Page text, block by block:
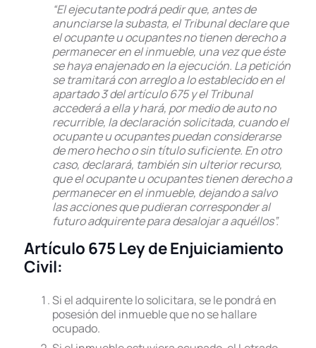
“El ejecutante podrá pedir que, antes de
anunciarse la subasta, el Tribunal declare que
el ocupante u ocupantes no tienen derecho a
permanecer en el inmueble, una vez que éste
se haya enajenado en la ejecución. La petición
se tramitará con arreglo a lo establecido en el
apartado 3 del artículo 675 y el Tribunal
accederá a ella y hará, por medio de auto no
recurrible, la declaración solicitada, cuando el
ocupante u ocupantes puedan considerarse
de mero hecho o sin título suficiente. En otro
caso, declarará, también sin ulterior recurso,
que el ocupante u ocupantes tienen derecho a
permanecer en el inmueble, dejando a salvo
las acciones que pudieran corresponder al
futuro adquirente para desalojar a aquéllos”.
Artículo 675 Ley de Enjuiciamiento
Civil:
Si el adquirente lo solicitara, se le pondrá en
posesión del inmueble que no se hallare
ocupado.